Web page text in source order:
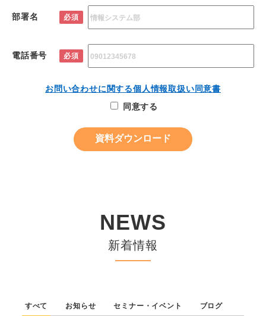
部署名 必須
電話番号 必須
お問い合わせに関する個人情報取扱い同意書
同意する
NEWS
新着情報
すべて お知らせ セミナー・イベント ブログ